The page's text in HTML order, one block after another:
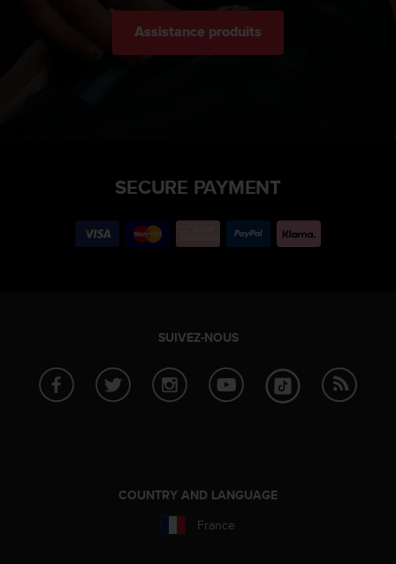
Assistance produits
SECURE PAYMENT
SUIVEZ-NOUS
COUNTRY AND LANGUAGE
France